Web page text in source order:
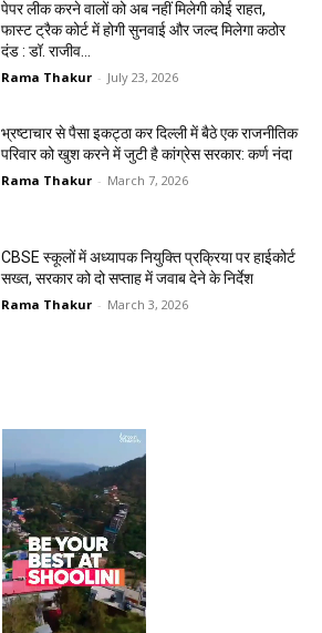
पेपर लीक करने वालों को अब नहीं मिलेगी कोई राहत,
फास्ट ट्रैक कोर्ट में होगी सुनवाई और जल्द मिलेगा कठोर
दंड : डॉ. राजीव...
Rama Thakur - July 23, 2026
भ्रष्टाचार से पैसा इकट्ठा कर दिल्ली में बैठे एक राजनीतिक
परिवार को खुश करने में जुटी है कांग्रेस सरकार: कर्ण नंदा
Rama Thakur - March 7, 2026
CBSE स्कूलों में अध्यापक नियुक्ति प्रक्रिया पर हाईकोर्ट
सख्त, सरकार को दो सप्ताह में जवाब देने के निर्देश
Rama Thakur - March 3, 2026